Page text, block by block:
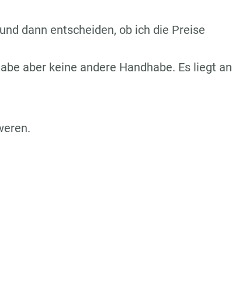
dann entscheiden, ob ich die Preise
aber keine andere Handhabe. Es liegt an